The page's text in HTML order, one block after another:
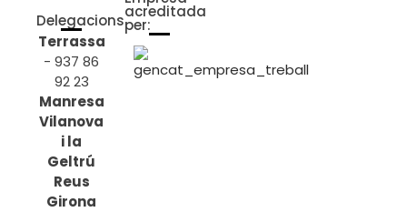
Delegacions
Terrassa
- 937 86
92 23
Manresa
Vilanova
i la
Geltrú
Reus
Girona
acreditada
per: